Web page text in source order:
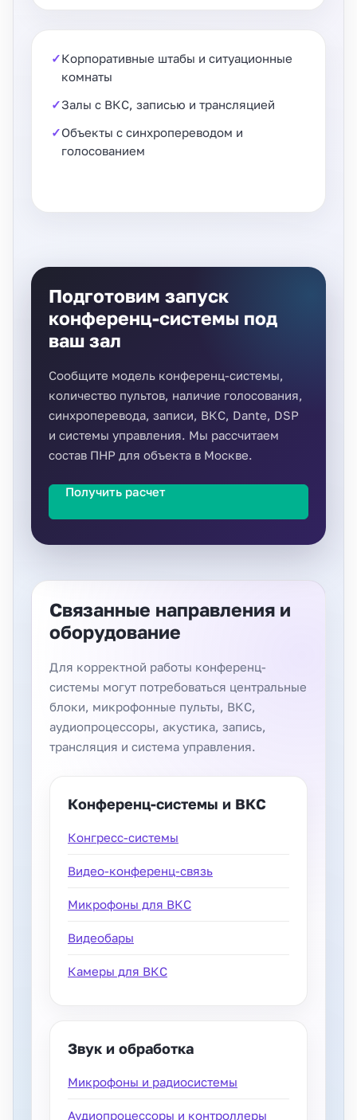
Корпоративные штабы и ситуационные
комнаты
Залы с ВКС, записью и трансляцией
Объекты с синхропереводом и
голосованием
Подготовим запуск
конференц-системы под
ваш зал
Сообщите модель конференц-системы,
количество пультов, наличие голосования,
синхроперевода, записи, ВКС, Dante, DSP
и системы управления. Мы рассчитаем
состав ПНР для объекта в Москве.
Получить расчет
Связанные направления и
оборудование
Для корректной работы конференц-
системы могут потребоваться центральные
блоки, микрофонные пульты, ВКС,
аудиопроцессоры, акустика, запись,
трансляция и система управления.
Конференц-системы и ВКС
Конгресс-системы
Видео-конференц-связь
Микрофоны для ВКС
Видеобары
Камеры для ВКС
Звук и обработка
Микрофоны и радиосистемы
Аудиопроцессоры и контроллеры